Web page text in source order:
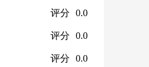
评分 0.0
评分 0.0
评分 0.0